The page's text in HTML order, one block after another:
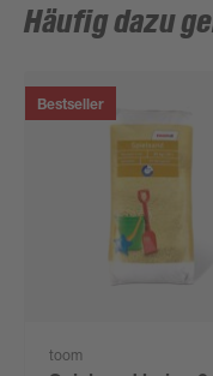
Häufig dazu
Bestseller
toom